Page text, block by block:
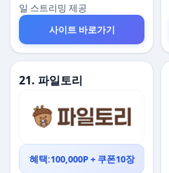
일 스트리밍 제공
사이트 바로가기
21. 파일토리
혜택:100,000P + 쿠폰10장